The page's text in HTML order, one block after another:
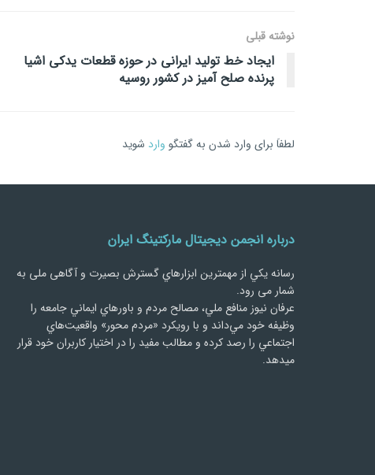
نوشته قبلی
ایجاد خط تولید ایرانی در حوزه قطعات یدکی اشیا
پرنده صلح آمیز در کشور روسیه
لطفاَ برای وارد شدن به گفتگو وارد شوید
درباره انجمن دیجیتال مارکتینگ ایران
رسانه يكي از مهمترین ابزارهاي گسترش بصیرت و آگاهی ملی به
شمار می رود.
عرفان نیوز منافع ملي، مصالح مردم و باورهاي ايماني جامعه را
وظيفه خود مي‌داند و با رويكرد «مردم‌ محور» واقعيت‌هاي
اجتماعي را رصد کرده و مطالب مفید را در اختیار کاربران خود قرار
میدهد.